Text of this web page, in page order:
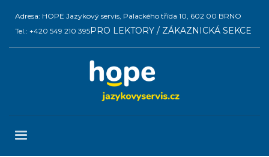
Adresa: HOPE Jazykový servis, Palackého třída 10, 602 00 BRNO
Tel.: +420 549 210 395PRO LEKTORY / ZÁKAZNICKÁ SEKCE